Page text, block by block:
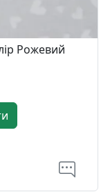
Рожевий